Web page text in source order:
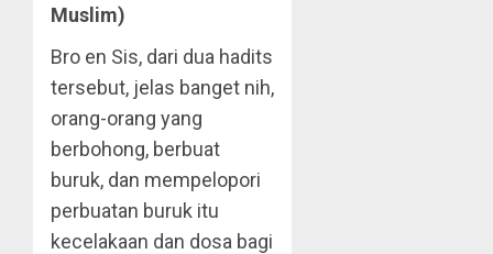
Muslim)
Bro en Sis, dari dua hadits
tersebut, jelas banget nih,
orang-orang yang
berbohong, berbuat
buruk, dan mempelopori
perbuatan buruk itu
kecelakaan dan dosa bagi